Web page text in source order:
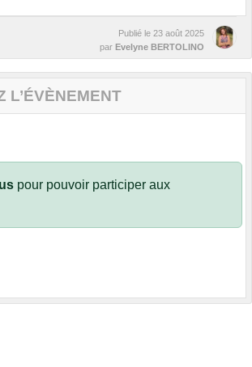
Publié le 23 août 2025
par Evelyne BERTOLINO
L’ÉVÈNEMENT
pour pouvoir participer aux